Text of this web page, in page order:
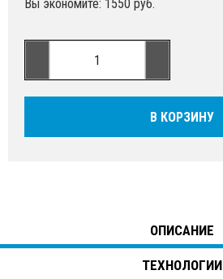
Вы экономите: 1550 руб.
В КОРЗИНУ
ОПИСАНИЕ
ТЕХНОЛОГИИ